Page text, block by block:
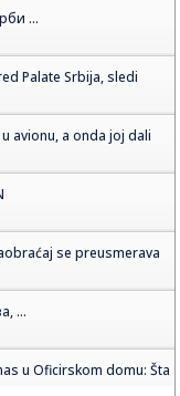
...
Palate Srbija, sledi
avionu, a onda joj dali
se preusmerava
...
u Oficirskom domu: Šta